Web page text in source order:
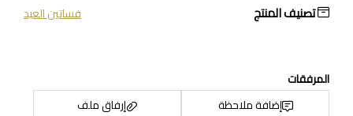
تصنيف المنتج فساتين العيد
المرفقات
إضافة ملاحظة
إرفاق ملف